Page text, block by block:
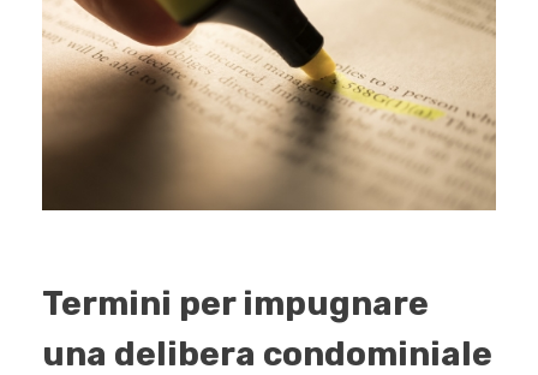
Termini per impugnare
una delibera condominiale